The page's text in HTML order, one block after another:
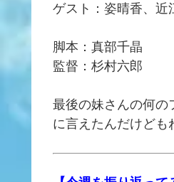
ゲスト：姿晴香、近
脚本：真部千晶
監督：杉村六郎
最後の妹さんの何の
に言えたんだけども